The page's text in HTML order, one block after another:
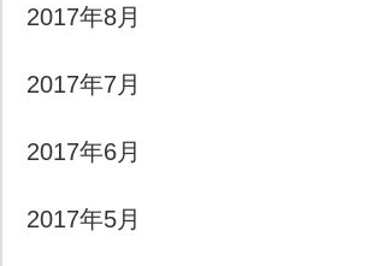
2017年8月
2017年7月
2017年6月
2017年5月